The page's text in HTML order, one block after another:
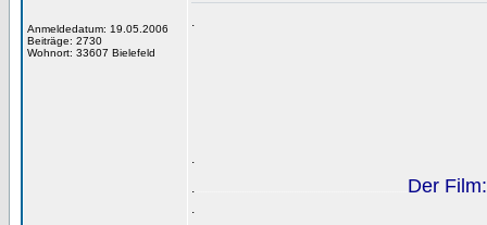
Anmeldedatum: 19.05.2006
Beiträge: 2730
Wohnort: 33607 Bielefeld
.
.
.
Der Film:
.